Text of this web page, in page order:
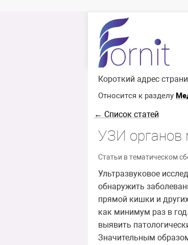
Короткий адрес
Относится к разделу
← Список статей
УЗИ органов
Статьи в тематическом
Ультразвуковое
обнаружить
прямой кишки и
как минимум раз в
выявить
Значительным